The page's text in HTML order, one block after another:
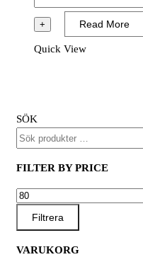
Bi-
Cobolt
+ Read More
Quick View
SÖK
FILTER BY PRICE
MIN
PRISFiltrera
VARUKORG